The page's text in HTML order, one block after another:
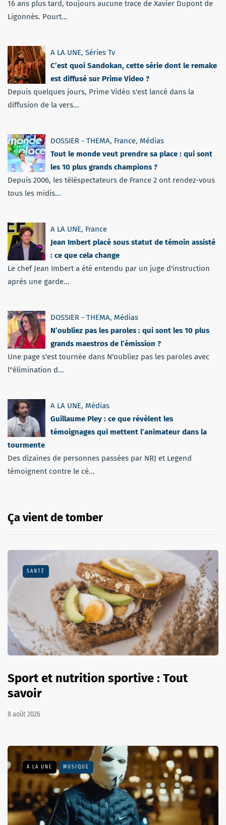
16 ans plus tard, toujours aucune trace de Xavier Dupont de
Ligonnès. Pourt...
A LA UNE, Séries Tv
C’est quoi Sandokan, cette série dont le remake
est diffusé sur Prime Video ?
Depuis quelques jours, Prime Vidéo s'est lancé dans la
diffusion de la vers...
DOSSIER - THEMA, France, Médias
Tout le monde veut prendre sa place : qui sont
les 10 plus grands champions ?
Depuis 2006, les téléspectateurs de France 2 ont rendez-vous
tous les midis...
A LA UNE, France
Jean Imbert placé sous statut de témoin assisté
: ce que cela change
Le chef Jean Imbert a été entendu par un juge d'instruction
après une garde...
DOSSIER - THEMA, Médias
N’oubliez pas les paroles : qui sont les 10 plus
grands maestros de l’émission ?
Une page s'est tournée dans N'oubliez pas les paroles avec
l''élimination d...
A LA UNE, Médias
Guillaume Pley : ce que révèlent les
témoignages qui mettent l’animateur dans la
tourmente
Des dizaines de personnes passées par NRJ et Legend
témoignent contre le cé...
Ça vient de tomber
SANTÉ
Sport et nutrition sportive : Tout
savoir
8 août 2026
A LA UNE MUSIQUE